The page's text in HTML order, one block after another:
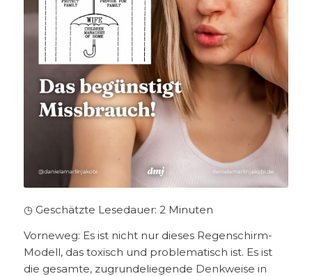
◷ Geschätzte Lesedauer: 2 Minuten
Vorneweg: Es ist nicht nur dieses Regenschirm-
Modell, das toxisch und problematisch ist. Es ist
die gesamte, zugrundeliegende Denkweise in